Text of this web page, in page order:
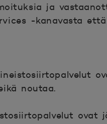
ja
-kanavasta
noutaa.
ovat